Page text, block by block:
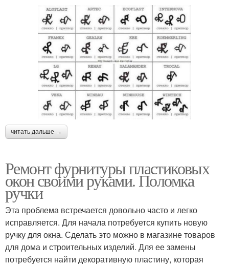
читать дальше →
Ремонт фурнитуры пластиковых
окон своими руками. Поломка
ручки
Эта проблема встречается довольно часто и легко
исправляется. Для начала потребуется купить новую
ручку для окна. Сделать это можно в магазине товаров
для дома и строительных изделий. Для ее замены
потребуется найти декоративную пластину, которая